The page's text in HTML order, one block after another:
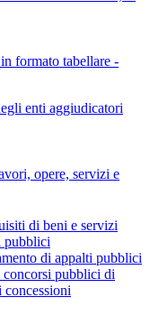
formato tabellare -
enti aggiudicatori
opere, servizi e
di beni e servizi
pubblici
di appalti pubblici
pubblici di